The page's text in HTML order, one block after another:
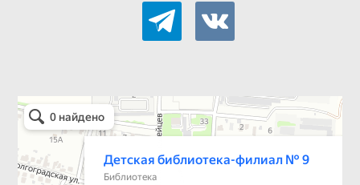
telegram vkontakte
Детская библиотека-филиал № 9
Библиотека в Севастополе